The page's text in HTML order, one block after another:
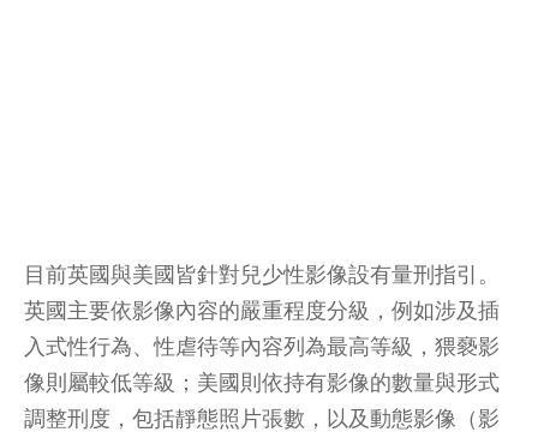
目前英國與美國皆針對兒少性影像設有量刑指引。
英國主要依影像內容的嚴重程度分級，例如涉及插
入式性行為、性虐待等內容列為最高等級，猥褻影
像則屬較低等級；美國則依持有影像的數量與形式
調整刑度，包括靜態照片張數，以及動態影像（影